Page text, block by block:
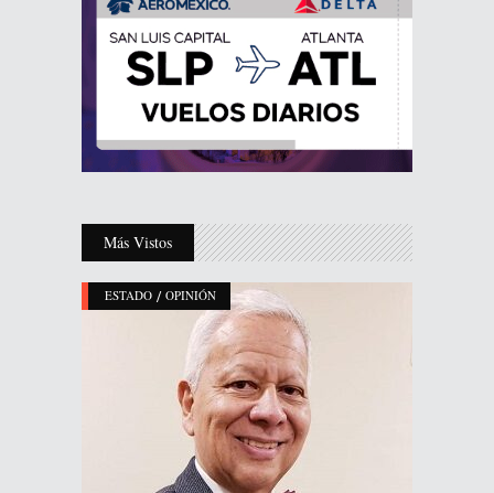
Más Vistos
ESTADO / OPINIÓN